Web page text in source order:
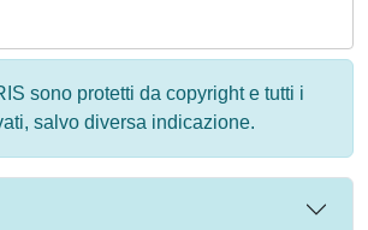
sono protetti da copyright e tutti i
salvo diversa indicazione.